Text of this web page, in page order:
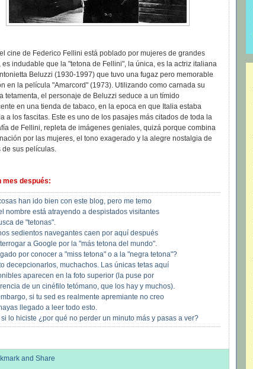
cine de Federico Fellini está poblado por mujeres de grandes
es indudable que la "tetona de Fellini", la única, es la actriz italiana
Beluzzi (1930-1997) que tuvo una fugaz pero memorable
en la película "Amarcord" (1973). Utilizando como carnada su
tetamenta, el personaje de Beluzzi seduce a un tímido
en una tienda de tabaco, en la epoca en que Italia estaba
a los fascitas. Este es uno de los pasajes más citados de toda la
de Fellini, repleta de imágenes geniales, quizá porque combina
por las mujeres, el tono exagerado y la alegre nostalgia de
de sus películas.
mes después:
han ido bien con este blog, pero me temo
nombre está atrayendo a despistados visitantes
de "tetonas".
sedientos navegantes caen por aquí después
a Google por la "más tetona del mundo".
por conocer a "miss tetona" o a la "negra tetona"?
decepcionarlos, muchachos. Las únicas tetas aquí
aparecen en la foto superior (la puse por
de un cinéfilo tetómano, que los hay y muchos).
si tu sed es realmente apremiante no creo
llegado a leer todo esto.
si lo hiciste ¿por qué no perder un minuto más y pasas a ver?